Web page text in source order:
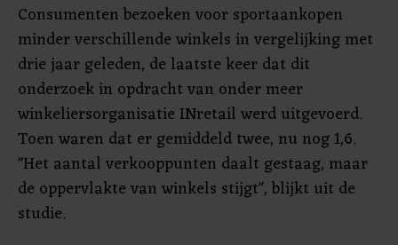
Consumenten bezoeken voor sportaankopen
minder verschillende winkels in vergelijking met
drie jaar geleden, de laatste keer dat dit
onderzoek in opdracht van onder meer
winkeliersorganisatie INretail werd uitgevoerd.
Toen waren dat er gemiddeld twee, nu nog 1,6.
"Het aantal verkooppunten daalt gestaag, maar
de oppervlakte van winkels stijgt", blijkt uit de
studie.